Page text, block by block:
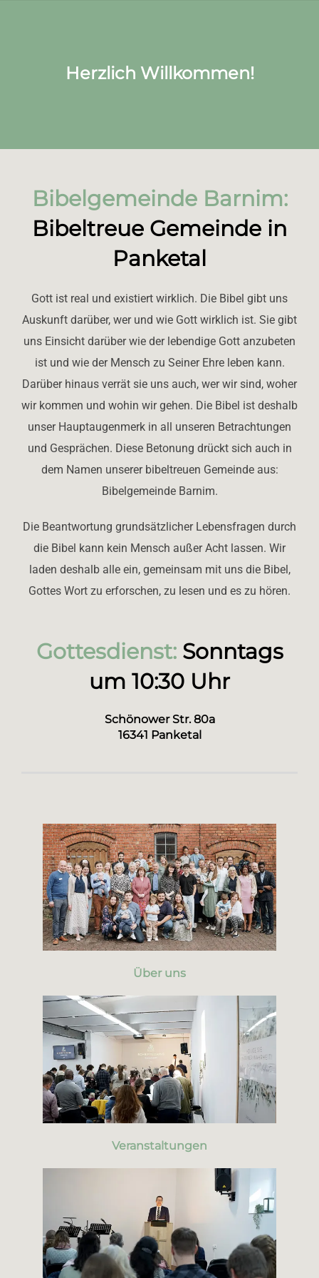
Herzlich Willkommen!
Bibelgemeinde Barnim:
Bibeltreue Gemeinde in
Panketal
Gott ist real und existiert wirklich. Die Bibel gibt uns
Auskunft darüber, wer und wie Gott wirklich ist. Sie gibt
uns Einsicht darüber wie der lebendige Gott anzubeten
ist und wie der Mensch zu Seiner Ehre leben kann.
Darüber hinaus verrät sie uns auch, wer wir sind, woher
wir kommen und wohin wir gehen. Die Bibel ist deshalb
unser Hauptaugenmerk in all unseren Betrachtungen
und Gesprächen. Diese Betonung drückt sich auch in
dem Namen unserer bibeltreuen Gemeinde aus:
Bibelgemeinde Barnim.
Die Beantwortung grundsätzlicher Lebensfragen durch
die Bibel kann kein Mensch außer Acht lassen. Wir
laden deshalb alle ein, gemeinsam mit uns die Bibel,
Gottes Wort zu erforschen, zu lesen und es zu hören.
Gottesdienst:Sonntags
um 10:30 Uhr
Schönower Str. 80a
16341 Panketal
Über uns
Veranstaltungen